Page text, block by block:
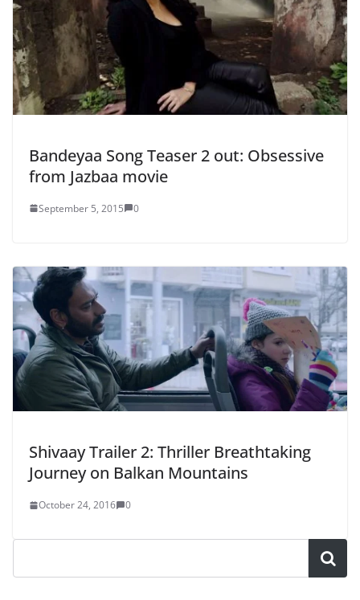
Bandeyaa Song Teaser 2 out: Obsessive
from Jazbaa movie
September 5, 2015 0
Shivaay Trailer 2: Thriller Breathtaking
Journey on Balkan Mountains
October 24, 2016 0